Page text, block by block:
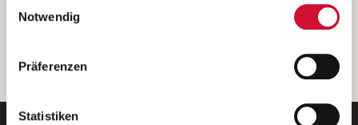
Wenn Sie auf „Cookies zulassen“ klicken, so stimmen
Sie der Speicherung sämtlicher Cookies zu. Sie können
Ihre Einwilligung selbstverständlich jederzeit widerrufen,
indem Sie die Cookie-Einstellungen aufrufen und diese
unserer
Notwendig
Präferenzen
Statistiken
Weitere Details können Sie der
entnehmen.